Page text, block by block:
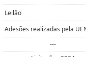
Leilão
Adesões realizadas pela
---